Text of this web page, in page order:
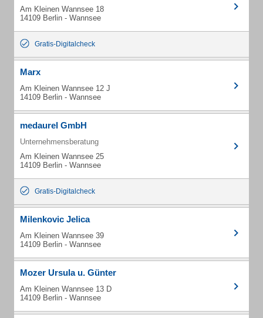
Am Kleinen Wannsee 18
14109 Berlin - Wannsee
Gratis-Digitalcheck
Marx
Am Kleinen Wannsee 12 J
14109 Berlin - Wannsee
medaurel GmbH
Unternehmensberatung
Am Kleinen Wannsee 25
14109 Berlin - Wannsee
Gratis-Digitalcheck
Milenkovic Jelica
Am Kleinen Wannsee 39
14109 Berlin - Wannsee
Mozer Ursula u. Günter
Am Kleinen Wannsee 13 D
14109 Berlin - Wannsee